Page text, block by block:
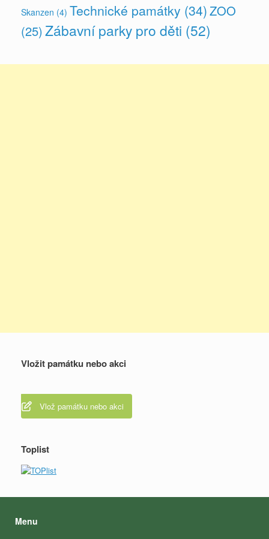
Skanzen (4) Technické památky (34)ZOO
(25)Zábavní parky pro děti (52)
Vložit památku nebo akci
Vlož památku nebo akci
Toplist
Menu